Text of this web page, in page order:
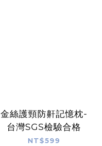
金絲護頸防鼾記憶枕-
台灣SGS檢驗合格
NT$599